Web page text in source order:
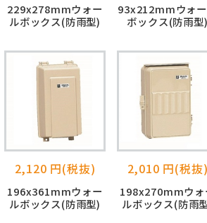
229x278mmウォー
ルボックス(防雨型)
93x212mmウォ
ボックス(防雨型
2,120 円(税抜)
196x361mmウォー
ルボックス(防雨型)
2,010 円(税抜
198x270mmウォ
ルボックス(防雨